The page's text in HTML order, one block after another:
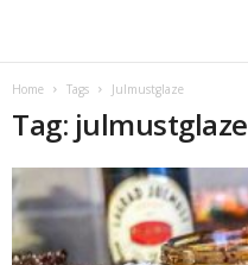
Home Tags Julmustglaze
Tag: julmustglaze